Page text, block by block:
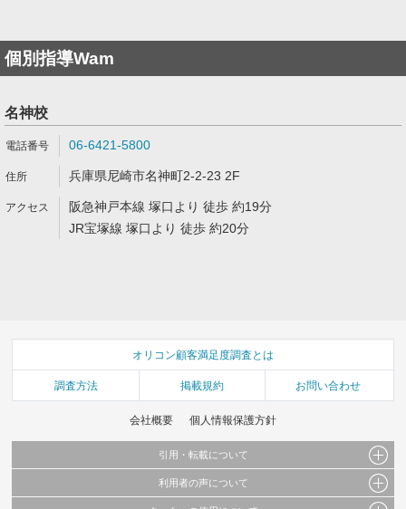
個別指導Wam
名神校
06-6421-5800
兵庫県尼崎市名神町2-2-23 2F
阪急神戸本線 塚口より 徒歩 約19分
JR宝塚線 塚口より 徒歩 約20分
オリコン顧客満足度調査とは
調査方法 掲載規約 お問い合わせ
会社概要 個人情報保護方針
引用・転載について
当サイトで公開されている情報（文字、写真、イラスト、画像データ等）及びこれらの配
利用者の声について